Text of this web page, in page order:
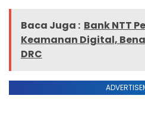
Baca Juga : Bank NTT
Keamanan Digital,
DRC